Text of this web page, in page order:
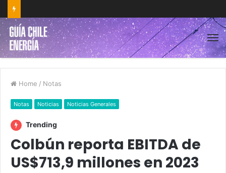
Home / Notas
Notas Noticias Noticias Generales
Trending
Colbún reporta EBITDA de
US$713,9 millones en 2023